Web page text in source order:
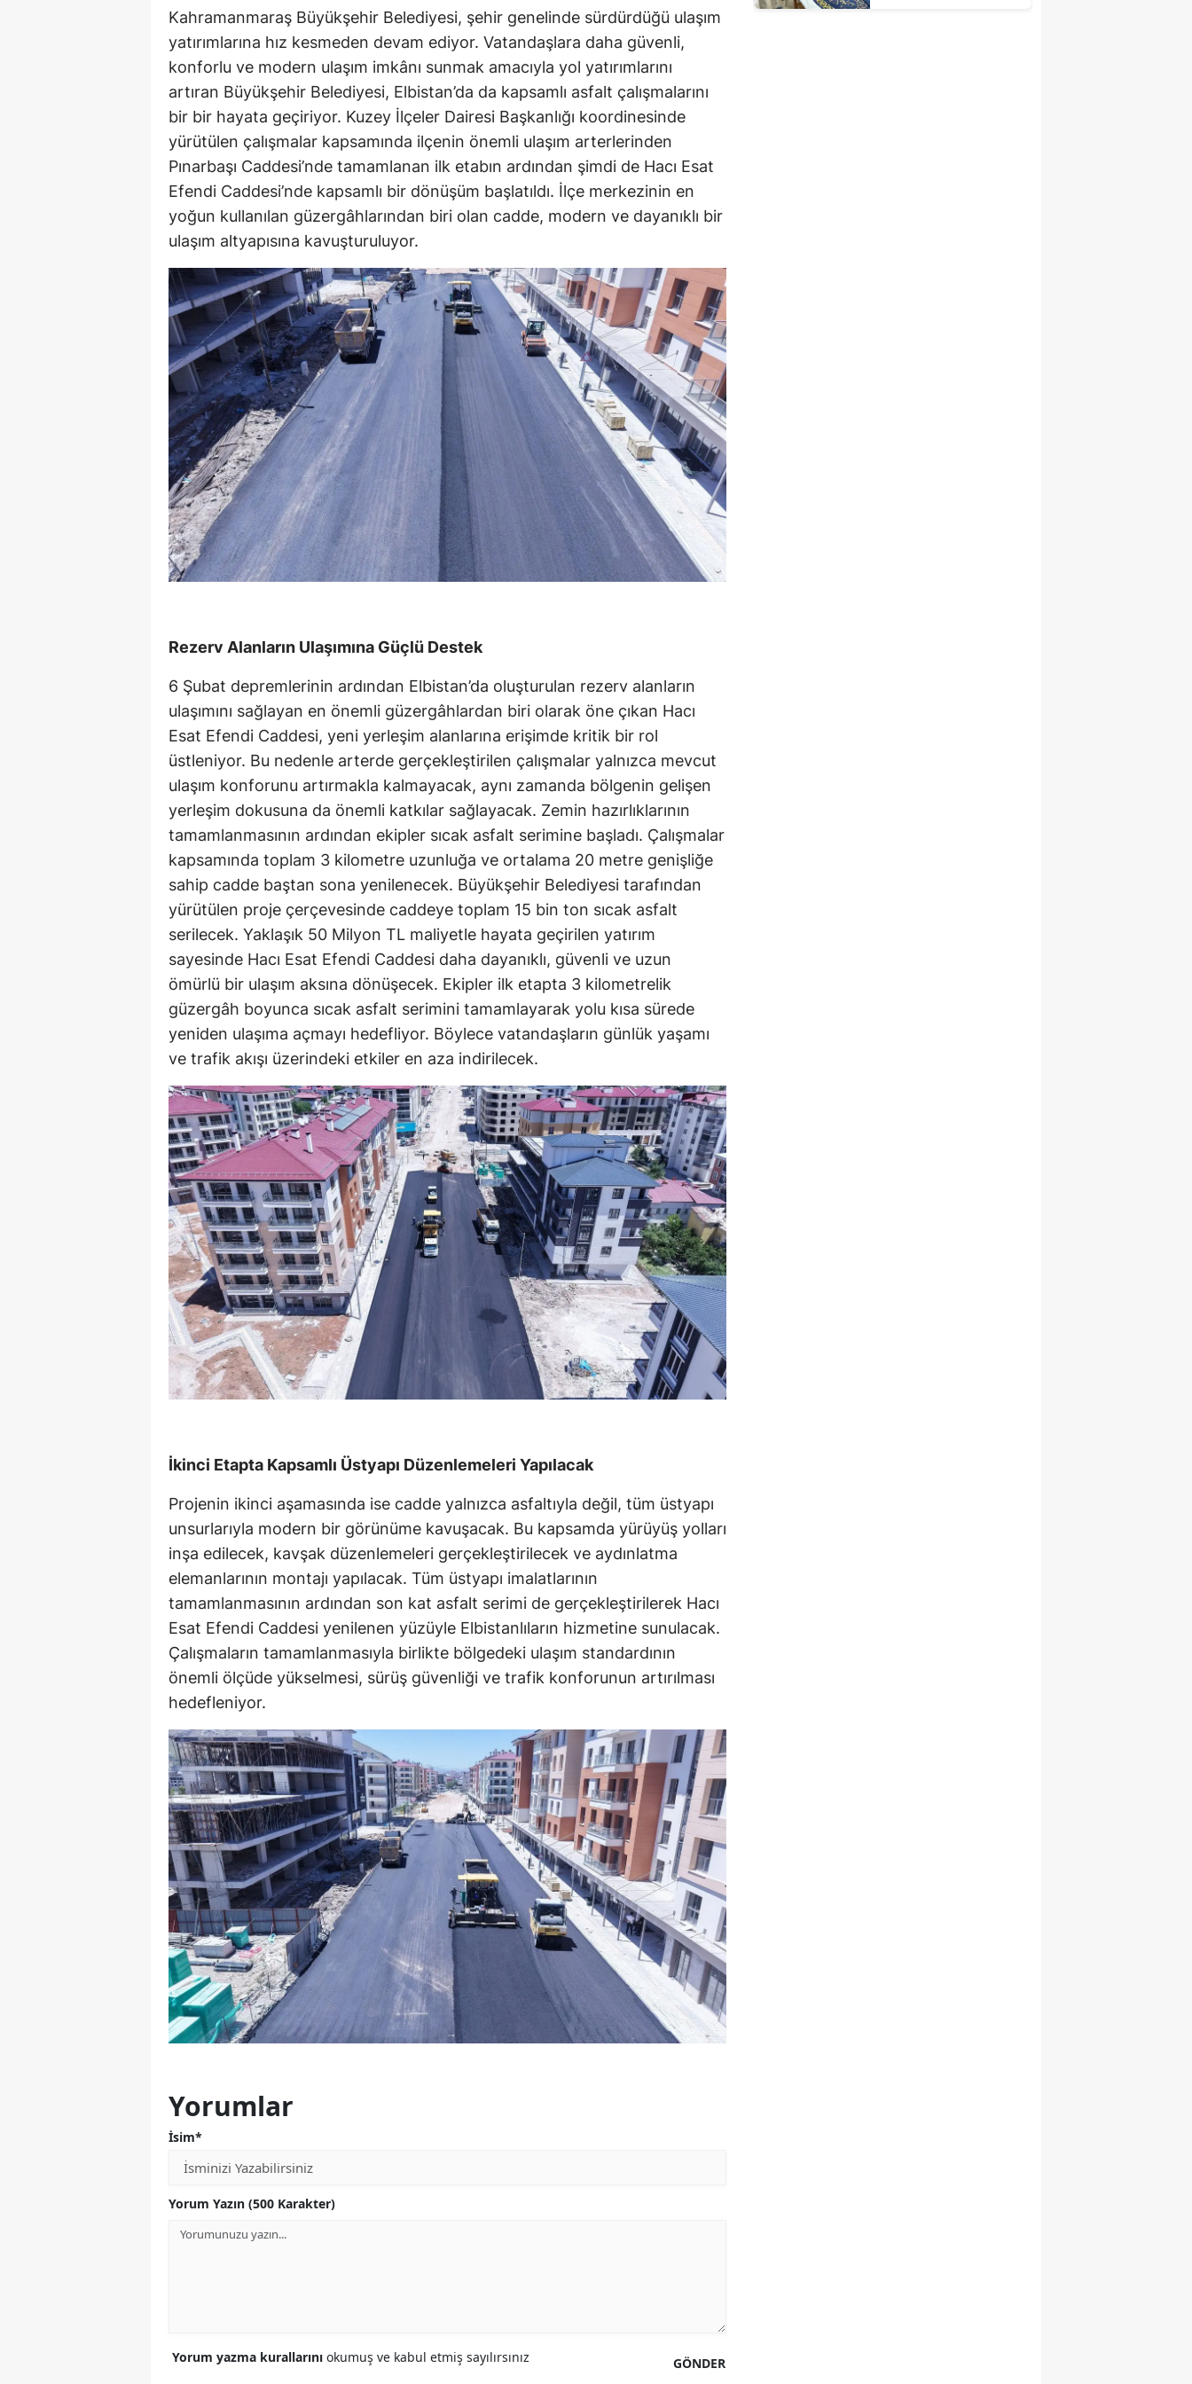
Kahramanmaraş Büyükşehir Belediyesi, şehir genelinde sürdürdüğü ulaşım
yatırımlarına hız kesmeden devam ediyor. Vatandaşlara daha güvenli,
konforlu ve modern ulaşım imkânı sunmak amacıyla yol yatırımlarını
artıran Büyükşehir Belediyesi, Elbistan’da da kapsamlı asfalt çalışmalarını
bir bir hayata geçiriyor. Kuzey İlçeler Dairesi Başkanlığı koordinesinde
yürütülen çalışmalar kapsamında ilçenin önemli ulaşım arterlerinden
Pınarbaşı Caddesi’nde tamamlanan ilk etabın ardından şimdi de Hacı Esat
Efendi Caddesi’nde kapsamlı bir dönüşüm başlatıldı. İlçe merkezinin en
yoğun kullanılan güzergâhlarından biri olan cadde, modern ve dayanıklı bir
ulaşım altyapısına kavuşturuluyor.
Rezerv Alanların Ulaşımına Güçlü Destek
6 Şubat depremlerinin ardından Elbistan’da oluşturulan rezerv alanların
ulaşımını sağlayan en önemli güzergâhlardan biri olarak öne çıkan Hacı
Esat Efendi Caddesi, yeni yerleşim alanlarına erişimde kritik bir rol
üstleniyor. Bu nedenle arterde gerçekleştirilen çalışmalar yalnızca mevcut
ulaşım konforunu artırmakla kalmayacak, aynı zamanda bölgenin gelişen
yerleşim dokusuna da önemli katkılar sağlayacak. Zemin hazırlıklarının
tamamlanmasının ardından ekipler sıcak asfalt serimine başladı. Çalışmalar
kapsamında toplam 3 kilometre uzunluğa ve ortalama 20 metre genişliğe
sahip cadde baştan sona yenilenecek. Büyükşehir Belediyesi tarafından
yürütülen proje çerçevesinde caddeye toplam 15 bin ton sıcak asfalt
serilecek. Yaklaşık 50 Milyon TL maliyetle hayata geçirilen yatırım
sayesinde Hacı Esat Efendi Caddesi daha dayanıklı, güvenli ve uzun
ömürlü bir ulaşım aksına dönüşecek. Ekipler ilk etapta 3 kilometrelik
güzergâh boyunca sıcak asfalt serimini tamamlayarak yolu kısa sürede
yeniden ulaşıma açmayı hedefliyor. Böylece vatandaşların günlük yaşamı
ve trafik akışı üzerindeki etkiler en aza indirilecek.
İkinci Etapta Kapsamlı Üstyapı Düzenlemeleri Yapılacak
Projenin ikinci aşamasında ise cadde yalnızca asfaltıyla değil, tüm üstyapı
unsurlarıyla modern bir görünüme kavuşacak. Bu kapsamda yürüyüş yolları
inşa edilecek, kavşak düzenlemeleri gerçekleştirilecek ve aydınlatma
elemanlarının montajı yapılacak. Tüm üstyapı imalatlarının
tamamlanmasının ardından son kat asfalt serimi de gerçekleştirilerek Hacı
Esat Efendi Caddesi yenilenen yüzüyle Elbistanlıların hizmetine sunulacak.
Çalışmaların tamamlanmasıyla birlikte bölgedeki ulaşım standardının
önemli ölçüde yükselmesi, sürüş güvenliği ve trafik konforunun artırılması
hedefleniyor.
Yorumlar
İsim*
Yorum Yazın (500 Karakter)
GÖNDER
Yorum yazma kurallarını okumuş ve kabul etmiş sayılırsınız